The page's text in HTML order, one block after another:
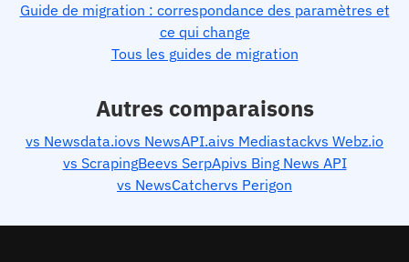
Guide de migration : correspondance des paramètres et
ce qui change
Tous les guides de migration
Autres comparaisons
vs Newsdata.iovs NewsAPI.aivs Mediastackvs Webz.io
vs ScrapingBeevs SerpApivs Bing News API
vs NewsCatchervs Perigon